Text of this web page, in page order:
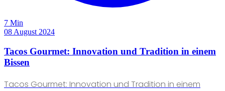
7 Min
08 August 2024
Tacos Gourmet: Innovation und Tradition in einem
Bissen
Tacos Gourmet: Innovation und Tradition in einem